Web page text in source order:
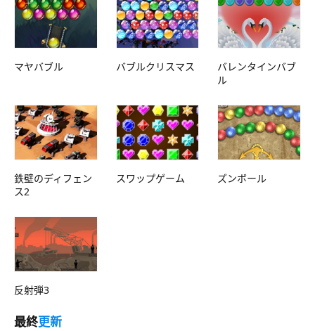
マヤバブル バブルクリスマス
バレンタインバブ
ル
鉄壁のディフェン
ス2
スワップゲーム ズンボール
反射弾3
最終更新